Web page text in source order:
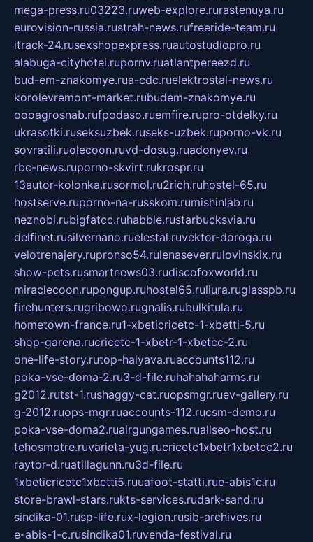
mega-press.ru03223.ruweb-explore.rurastenuya.ru
eurovision-russia.rustrah-news.rufreeride-team.ru
itrack-24.rusexshopexpress.ruautostudiopro.ru
alabuga-cityhotel.rupornv.ruatlantpereezd.ru
bud-em-znakomye.rua-cdc.ruelektrostal-news.ru
korolevremont-market.rubudem-znakomye.ru
oooagrosnab.rufpodaso.ruemfire.rupro-otdelky.ru
ukrasotki.ruseksuzbek.ruseks-uzbek.ruporno-vk.ru
sovratili.ruolecoon.ruvd-dosug.ruadonyev.ru
rbc-news.ruporno-skvirt.rukrospr.ru
13autor-kolonka.rusormol.ru2rich.ruhostel-65.ru
hostserve.ruporno-na-russkom.rumishinlab.ru
neznobi.rubigfatcc.ruhabble.rustarbucksvia.ru
delfinet.rusilvernano.ruelestal.ruvektor-doroga.ru
velotrenajery.rupronso54.rulenasever.rulovinskix.ru
show-pets.rusmartnews03.rudiscofoxworld.ru
miraclecoon.rupongup.ruhostel65.ruliura.ruglasspb.ru
firehunters.rugribowo.rugnalis.rubulkitula.ru
hometown-france.ru1-xbeticricetc-1-xbetti-5.ru
shop-garena.rucricetc-1-xbetr-1-xbetcc-2.ru
one-life-story.rutop-halyava.ruaccounts112.ru
poka-vse-doma-2.ru3-d-file.ruhahahaharms.ru
g2012.rutst-1.rushaggy-cat.ruopsmgr.ruev-gallery.ru
g-2012.ruops-mgr.ruaccounts-112.rucsm-demo.ru
poka-vse-doma2.ruairgungames.ruallseo-host.ru
tehosmotre.ruvarieta-yug.rucricetc1xbetr1xbetcc2.ru
raytor-d.ruatillagunn.ru3d-file.ru
1xbeticricetc1xbetti5.ruuafoot-statti.rue-abis1c.ru
store-brawl-stars.rukts-services.rudark-sand.ru
sindika-01.rusp-life.rux-legion.rusib-archives.ru
e-abis-1-c.rusindika01.ruvenda-festival.ru